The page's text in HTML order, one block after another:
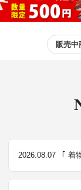
販売中
2026.08.07 ｢ 着